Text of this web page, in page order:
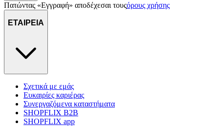
Πατώντας «Εγγραφή» αποδέχεσαι τουςόρους χρήσης
ΕΤΑΙΡΕΙΑ
Σχετικά με εμάς
Ευκαιρίες καριέρας
Συνεργαζόμενα καταστήματα
SHOPFLIX B2B
SHOPFLIX app